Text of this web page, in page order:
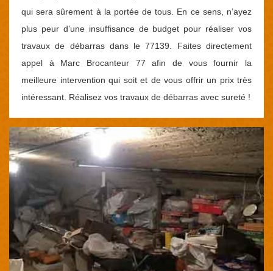
qui sera sûrement à la portée de tous. En ce sens, n’ayez
plus peur d’une insuffisance de budget pour réaliser vos
travaux de débarras dans le 77139. Faites directement
appel à Marc Brocanteur 77 afin de vous fournir la
meilleure intervention qui soit et de vous offrir un prix très
intéressant. Réalisez vos travaux de débarras avec sureté !